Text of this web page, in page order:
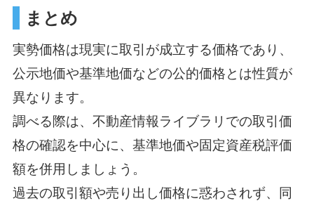
まとめ
実勢価格は現実に取引が成立する価格であり、
公示地価や基準地価などの公的価格とは性質が
異なります。
調べる際は、不動産情報ライブラリでの取引価
格の確認を中心に、基準地価や固定資産税評価
額を併用しましょう。
過去の取引額や売り出し価格に惑わされず、同